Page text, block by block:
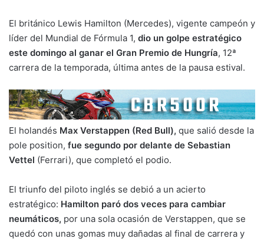
El británico Lewis Hamilton (Mercedes), vigente campeón y
líder del Mundial de Fórmula 1, dio un golpe estratégico
este domingo al ganar el Gran Premio de Hungría, 12ª
carrera de la temporada, última antes de la pausa estival.
El holandés Max Verstappen (Red Bull), que salió desde la
pole position, fue segundo por delante de Sebastian
Vettel (Ferrari), que completó el podio.
El triunfo del piloto inglés se debió a un acierto
estratégico: Hamilton paró dos veces para cambiar
neumáticos, por una sola ocasión de Verstappen, que se
quedó con unas gomas muy dañadas al final de carrera y